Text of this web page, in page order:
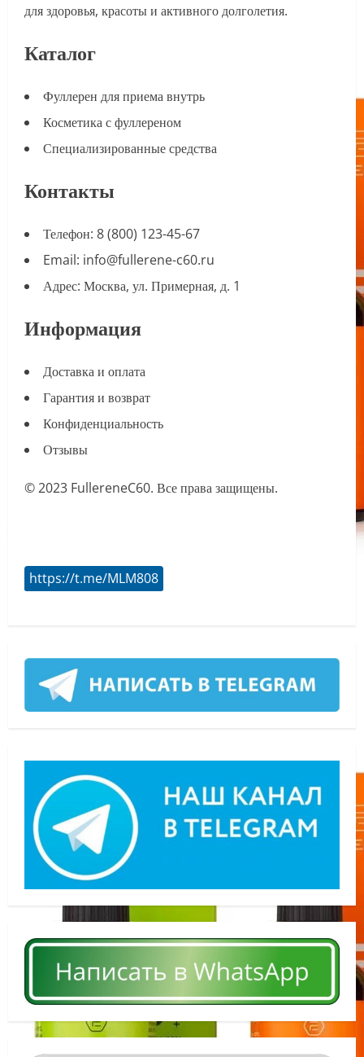
для здоровья, красоты и активного долголетия.
Каталог
Фуллерен для приема внутрь
Косметика с фуллереном
Специализированные средства
Контакты
Телефон: 8 (800) 123-45-67
Email: info@fullerene-c60.ru
Адрес: Москва, ул. Примерная, д. 1
Информация
Доставка и оплата
Гарантия и возврат
Конфиденциальность
Отзывы
© 2023 FullereneC60. Все права защищены.
https://t.me/MLM808